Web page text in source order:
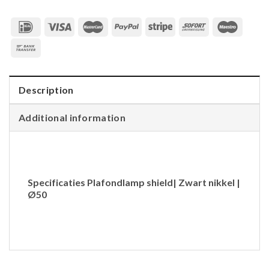
Description
Additional information
Specificaties Plafondlamp shield| Zwart nikkel |
Ø50